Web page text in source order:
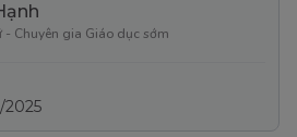
- Chuyên gia Giáo dục sớm
2025